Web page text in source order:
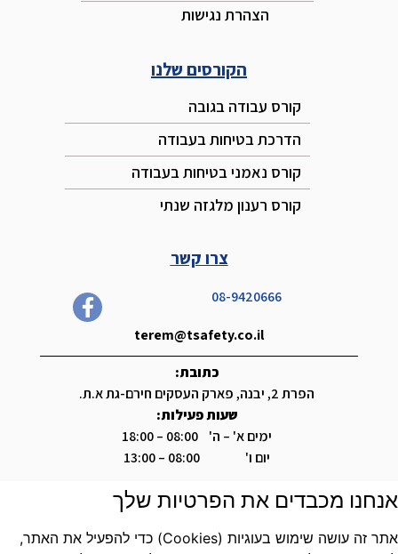
הצהרת נגישות
הקורסים שלנו
קורס עבודה בגובה
הדרכת בטיחות בעבודה
קורס נאמני בטיחות בעבודה
קורס רענון מלגזה שנתי
צרו קשר
08-9420666
terem@tsafety.co.il
כתובת:
הפרת 2, יבנה, פארק העסקים חירם-גת א.ת.
שעות פעילות:
ימים א' – ה' 08:00 – 18:00
יום ו' 08:00 – 13:00
אנחנו מכבדים את הפרטיות שלך
אתר זה עושה שימוש בעוגיות (Cookies) כדי להפעיל את האתר,